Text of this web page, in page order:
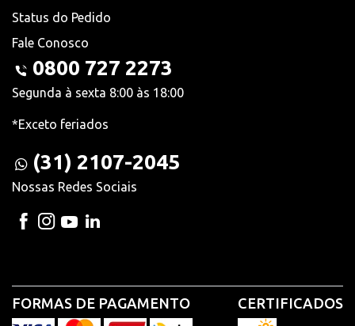
Status do Pedido
Fale Conosco
0800 727 2273
Segunda à sexta 8:00 às 18:00
*Exceto feriados
(31) 2107-2045
Nossas Redes Sociais
FORMAS DE PAGAMENTO CERTIFICADOS